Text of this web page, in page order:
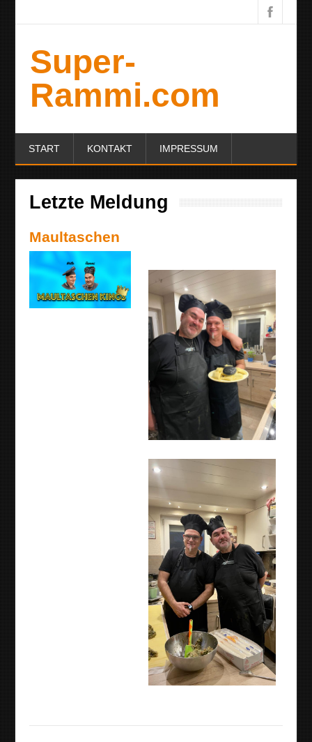
Super-
Rammi.com
START KONTAKT IMPRESSUM
Letzte Meldung
Maultaschen